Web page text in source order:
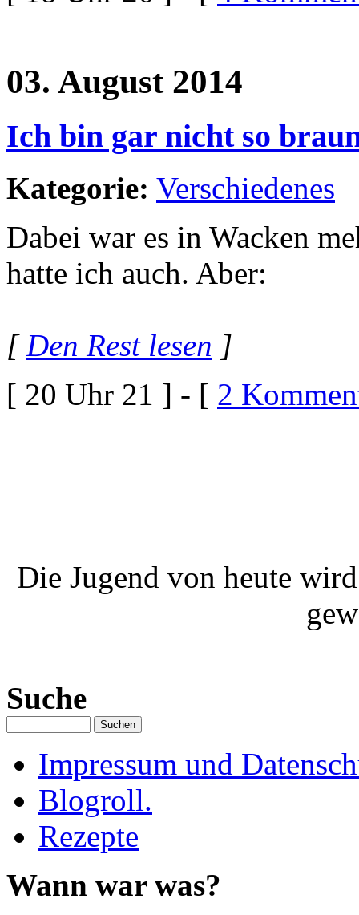
03. August 2014
Ich bin gar nicht so
Kategorie: Verschiedenes
Dabei war es in Wacken
hatte ich auch. Aber:
[Den Rest lesen ]
[ 20 Uhr 21 ] - [ 2
Die Jugend von heute
Suche
Impressum und
Blogroll.
Rezepte
Wann war was?